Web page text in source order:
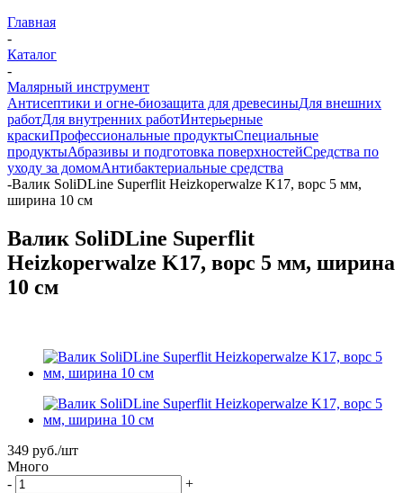
Главная
-
Каталог
-
Малярный инструмент
Антисептики и огне-биозащита для древесиныДля внешних
работДля внутренних работИнтерьерные
краскиПрофессиональные продуктыСпециальные
продуктыАбразивы и подготовка поверхностейСредства по
уходу за домомАнтибактериальные средства
-Валик SoliDLine Superflit Heizkoperwalze K17, ворс 5 мм,
ширина 10 см
Валик SoliDLine Superflit
Heizkoperwalze K17, ворс 5 мм, ширина
10 см
349 руб./шт
Много
-
+